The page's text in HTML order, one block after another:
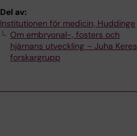
Del av:
Institutionen för medicin, Huddinge
Om embryonal-, fosters och
hjärnans utveckling – Juha Keres
forskargrupp